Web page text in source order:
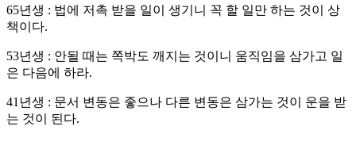
65년생 : 법에 저촉 받을 일이 생기니 꼭 할 일만 하는 것이 상
책이다.
53년생 : 안될 때는 쪽박도 깨지는 것이니 움직임을 삼가고 일
은 다음에 하라.
41년생 : 문서 변동은 좋으나 다른 변동은 삼가는 것이 운을 받
는 것이 된다.